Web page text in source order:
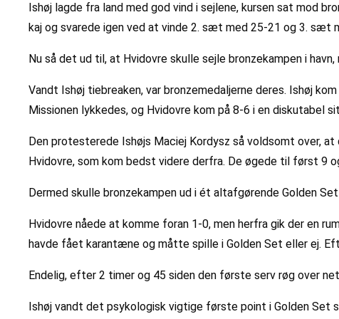
Ishøj lagde fra land med god vind i sejlene, kursen sat mod
kaj og svarede igen ved at vinde 2. sæt med 25-21 og 3. sæt
Nu så det ud til, at Hvidovre skulle sejle bronzekampen i
Vandt Ishøj tiebreaken, var bronzemedaljerne deres. Ishøj
Missionen lykkedes, og Hvidovre kom på 8-6 i en diskutabel
Den protesterede Ishøjs Maciej Kordysz så voldsomt over,
Hvidovre, som kom bedst videre derfra. De øgede til først
Dermed skulle bronzekampen ud i ét altafgørende Golden
Hvidovre nåede at komme foran 1-0, men herfra gik der en
havde fået karantæne og måtte spille i Golden Set eller ej.
Endelig, efter 2 timer og 45 siden den første serv røg over
Ishøj vandt det psykologisk vigtige første point i Golden